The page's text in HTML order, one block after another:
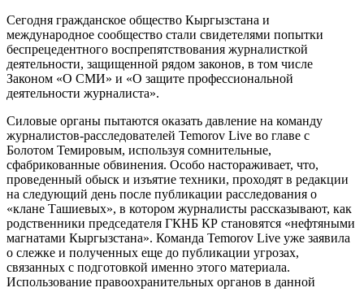
Сегодня гражданское общество Кыргызстана и
международное сообщество стали свидетелями попытки
беспрецедентного воспрепятствования журналисткой
деятельности, защищенной рядом законов, в том числе
Законом «О СМИ» и «О защите профессиональной
деятельности журналиста».
Силовые органы пытаются оказать давление на команду
журналистов-расследователей Temorov Live во главе с
Болотом Темировым, используя сомнительные,
сфабрикованные обвинения. Особо настораживает, что,
проведенный обыск и изъятие техники, проходят в редакции
на следующий день после публикации расследования о
«клане Ташиевых», в котором журналисты рассказывают, как
родственники председателя ГКНБ КР становятся «нефтяными
магнатами Кыргызстана». Команда Temorov Live уже заявила
о слежке и полученных еще до публикации угрозах,
связанных с подготовкой именно этого материала.
Использование правоохранительных органов в данной